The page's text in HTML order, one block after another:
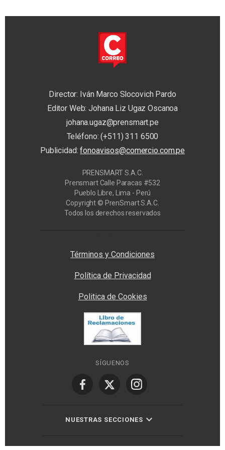
Director: Iván Marco Slocovich Pardo
Editor Web: Johana Liz Ugaz Oscanoa
johana.ugaz@prensmart.pe
Teléfono: (+511) 311 6500
Publicidad:fonoavisos@comercio.com.pe
PRENSMART S.A.C.
Prensmart Calle Paracas #532
Pueblo Libre, Lima - Perú
Copyright © PrenSmart S.A.C.
Todos los derechos reservados
Términos y Condiciones
Política de Privacidad
Politica de Cookies
SÍGUENOS
NUESTRAS SECCIONES